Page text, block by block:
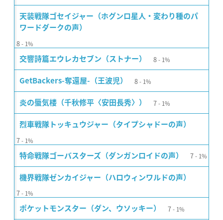
天装戦隊ゴセイジャー（ホグンロ星人・変わり種のパ
ワードダークの声）
8 1%
交響詩篇エウレカセブン（ストナー） 8 1%
GetBackers-奪還屋-（王波児） 8 1%
炎の蜃気楼（千秋修平〈安田長秀〉） 7 1%
烈車戦隊トッキュウジャー（タイプシャドーの声）
7 1%
特命戦隊ゴーバスターズ（ダンガンロイドの声） 7 1%
機界戦隊ゼンカイジャー（ハロウィンワルドの声）
7 1%
ポケットモンスター（ダン、ウソッキー） 7 1%